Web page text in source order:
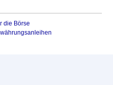
die Börse